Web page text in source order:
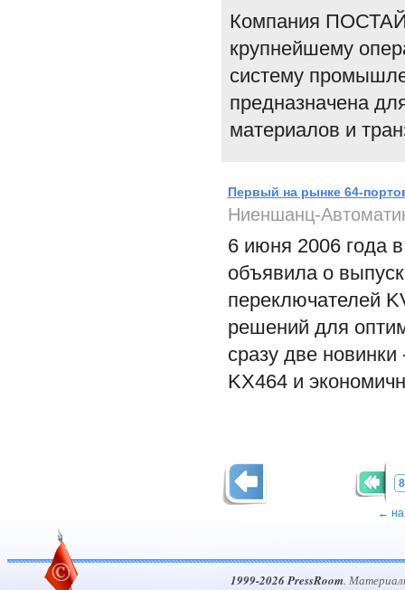
Компания
крупнейшему
систему
предназначена
материалов и
Первый на рынке 64-
Ниеншанц-
6 июня 2006 года
объявила о
переключателей
решений для
сразу две
KX464 и
← на
1999-2026 PressRoom.